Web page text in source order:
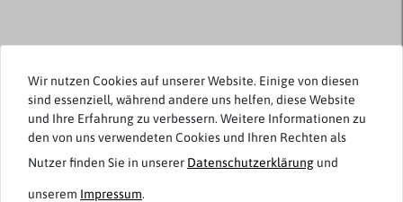
Casa Moda
Übergrößen
Sweat-/Steppweste navy
Ragman
Übergrößen Steppweste
tintenblau
Wir nutzen Cookies auf unserer Website. Einige von diesen
sind essenziell, während andere uns helfen, diese Website
und Ihre Erfahrung zu verbessern. Weitere Informationen zu
den von uns verwendeten Cookies und Ihren Rechten als
Nutzer finden Sie in unserer Daten­schutz­erklärung und
unserem Impressum.